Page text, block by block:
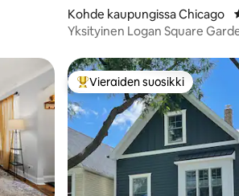
Kohde kaupungissa Chicago
Yksityinen Logan Square
Vieraiden suosikkien
Vieraiden suosikki